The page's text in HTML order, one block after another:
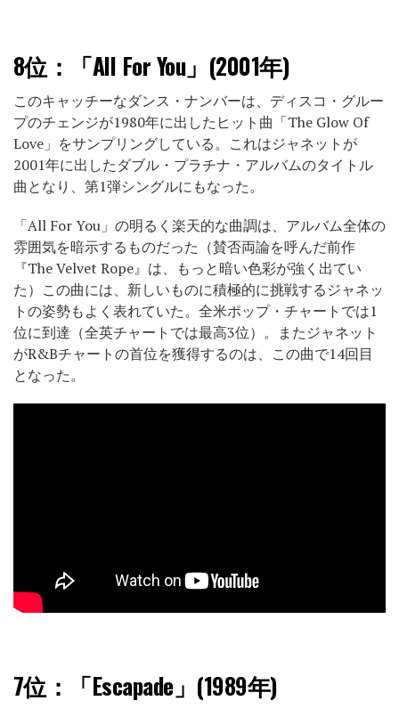
8位： 「All For You」(2001年)
このキャッチーなダンス・ナンバーは、ディスコ・グルー
プのチェンジが1980年に出したヒット曲「The Glow Of
Love」をサンプリングしている。これはジャネットが
2001年に出したダブル・プラチナ・アルバムのタイトル
曲となり、第1弾シングルにもなった。
「All For You」の明るく楽天的な曲調は、アルバム全体の
雰囲気を暗示するものだった（賛否両論を呼んだ前作
『The Velvet Rope』は、もっと暗い色彩が強く出てい
た）この曲には、新しいものに積極的に挑戦するジャネッ
トの姿勢もよく表れていた。全米ポップ・チャートでは1
位に到達（全英チャートでは最高3位）。またジャネット
がR&Bチャートの首位を獲得するのは、この曲で14回目
となった。
7位： 「Escapade」(1989年)